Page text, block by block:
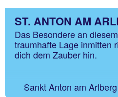
ST. ANTON AM
Das Besondere an
traumhafte Lage inmitten
dich dem Zauber hin.
Sankt Anton am